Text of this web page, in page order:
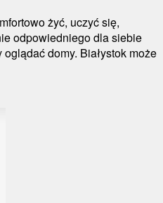
żyć, uczyć się,
odpowiedniego dla siebie
domy. Białystok może